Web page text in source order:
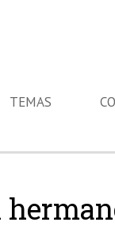
TEMAS